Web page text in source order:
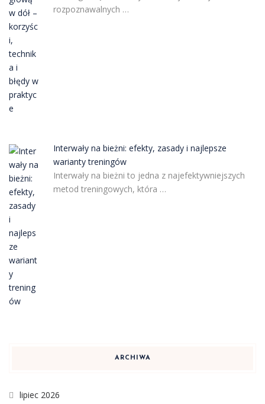
rozpoznawalnych …
Interwały na bieżni: efekty, zasady i najlepsze
warianty treningów
Interwały na bieżni to jedna z najefektywniejszych
metod treningowych, która …
ARCHIWA
lipiec 2026